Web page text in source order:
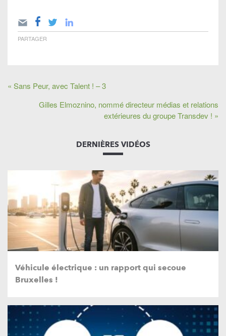
PARTAGER
« Sans Peur, avec Talent ! – 3
Gilles Elmoznino, nommé directeur médias et relations
extérieures du groupe Transdev ! »
DERNIÈRES VIDÉOS
Véhicule électrique : un rapport qui secoue
Bruxelles !